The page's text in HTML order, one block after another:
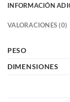
INFORMACIÓN
VALORACIONES (0)
PESO
DIMENSIONES